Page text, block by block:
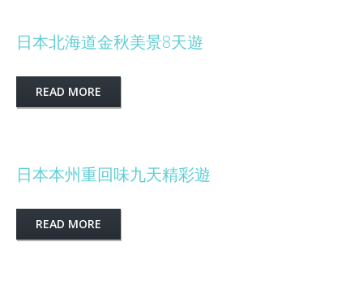
日本北海道金秋美景8天遊
READ MORE
日本本州重回味九天精彩遊
READ MORE